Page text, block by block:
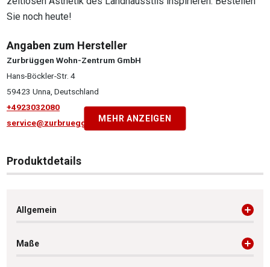
Sie noch heute!
Angaben zum Hersteller
Zurbrüggen Wohn-Zentrum GmbH
Hans-Böckler-Str. 4
59423 Unna, Deutschland
+4923032080
service@zurbrueggen.deMEHR ANZEIGEN
Produktdetails
Allgemein
Maße